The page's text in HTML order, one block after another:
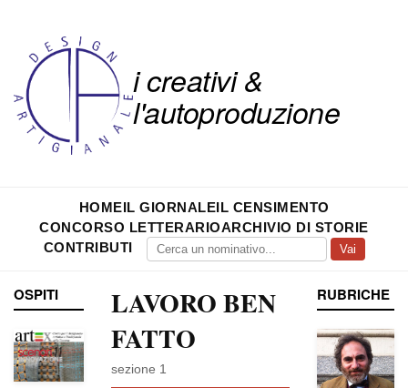
i creativi &
l'autoproduzione
HOMEIL GIORNALEIL CENSIMENTO
CONCORSO LETTERARIOARCHIVIO DI STORIE
CONTRIBUTI
Vai
OSPITI
LAVORO BEN
FATTO
sezione 1
RUBRICHE